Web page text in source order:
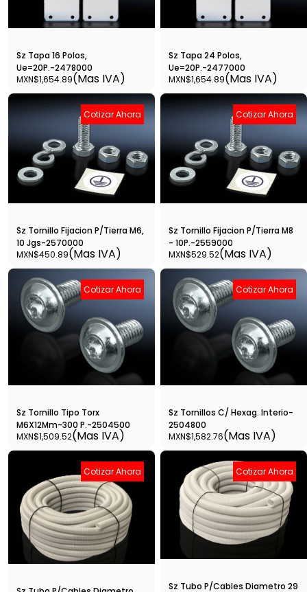
Sz Tapa 16 Polos,
Ue=20P.-2478000
MXN$1,654.89(Mas IVA)
Sz Tapa 24 Polos,
Ue=20P.-2477000
MXN$1,654.89(Mas IVA)
Cotizar Ahora
Sz Tornillo Fijacion P/Tierra M6,
10 Jgs-2570000
MXN$450.89(Mas IVA)
Cotizar Ahora
Sz Tornillo Fijacion P/Tierra M8
- 10P.-2559000
MXN$529.52(Mas IVA)
Cotizar Ahora
Sz Tornillo Tipo Torx
M6X12Mm-300 P.-2504500
MXN$1,509.52(Mas IVA)
Cotizar Ahora
Sz Tornillos C/ Hexag. Interio-
2504800
MXN$1,582.76(Mas IVA)
Cotizar Ahora Cotizar Ahora
Sz Tubo P/Cables Diametro 29